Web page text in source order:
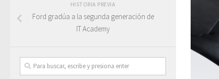
HISTORIA PREVIA
Ford gradúa a la segunda generación de
IT Academy